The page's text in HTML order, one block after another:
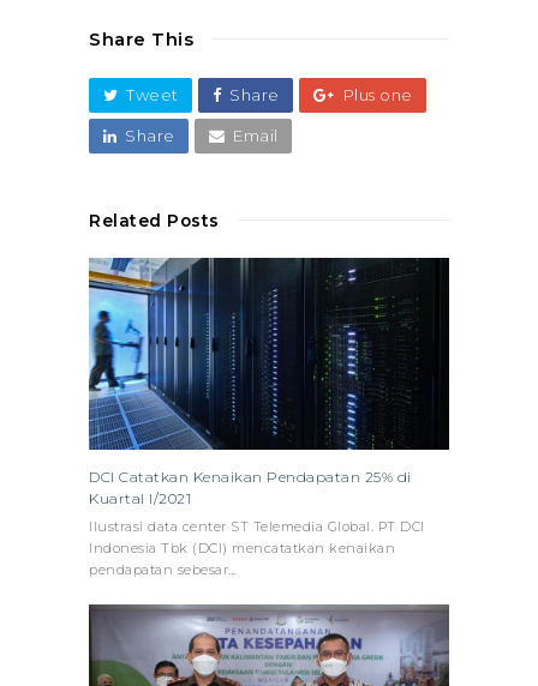
Share This
Tweet Share Plus one
Share Email
Related Posts
DCI Catatkan Kenaikan Pendapatan 25% di
Kuartal I/2021
Ilustrasi data center ST Telemedia Global. PT DCI
Indonesia Tbk (DCI) mencatatkan kenaikan
pendapatan sebesar…